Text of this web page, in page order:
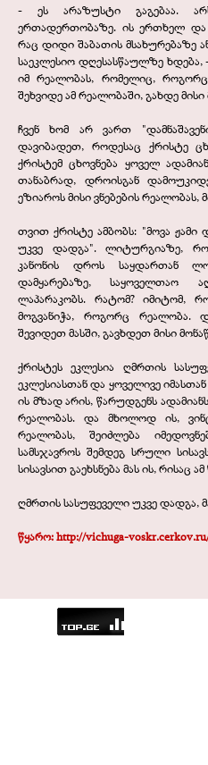
-
ეს არაზუსტი გაგებაა.
ერთადერთობაზე. ის ერთხელ და
რაც დიდი შაბათის მსახურებაზე
საეკლესიო დღესასწაულზე ხდება,
იმ რეალობას, რომელიც,
შეხვიდე ამ რეალობაში, გახდე
ჩვენ ხომ არ ვართ
დავიბადეთ, როდესაც ქრისტე
ქრისტემ ცხოვნება ყოველ
თანაბრად, დროისგან
ეზიაროს მისი ვნებების რეალობას,
თვით ქრისტე ამბობს: "მოვა
უკვე დადგა". ლიტურგიაზე,
კანონის დროს საყდართან
დამყარებაზე,
ლაპარაკობს. რატომ? იმიტომ,
მოგვანიჭა, როგორც რეალობა.
შევიდეთ მასში, გავხდეთ მისი
ქრისტეს ეკლესია ღმრთის
ეკლესიასთან და ყოველივე
ის მზად არის, წარუდგენს
რეალობას. და მხოლოდ ის,
რეალობას, შეიძლება
სამსჯავროს შემდეგ სრული
სისავსით გაეხსნება მას ის, რისაც
ღმრთის სასუფეველი უკვე დადგა,
წყარო: http://vichuga-